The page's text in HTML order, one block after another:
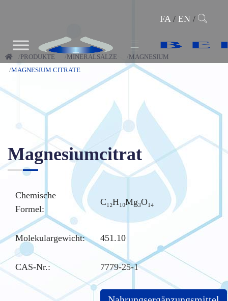
FA/ EN/
PRODUKTE MINERALSALZE
MAGNESIUM
MAGNESIUM CITRATE
Magnesiumcitrat
Chemische
Formel:
C₁₂H₁₀Mg₃O₁₄
Molekulargewicht: 451.10
CAS-Nr.: 7779-25-1